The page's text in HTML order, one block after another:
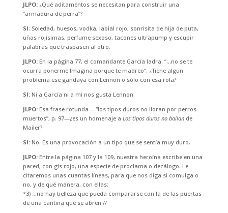
JLPO:¿Qué aditamentos se necesitan para construir una
“armadura de perra”?
SI: Soledad, huesos, vodka, labial rojo, sonrisita de hija de puta,
uñas rojísimas, perfume sexoso, tacones ultrapump y escupir
palabras que traspasen al otro.
JLPO:En la página 77, el comandante García ladra: “…no se te
ocurra ponerme Imagina porque te madreo”. ¿Tiene algún
problema ese gandaya con Lennon o sólo con esa rola?
SI:Ni a García ni a mí nos gusta Lennon.
JLPO:Esa frase rotunda —“los tipos duros no lloran por perros
muertos”, p. 97—¿es un homenaje a Los tipos duros no bailande
Mailer?
SI:No. Es una provocación a un tipo que se sentía muy duro.
JLPO:Entre la página 107 y la 109, nuestra heroína escribe en una
pared, con gis rojo, una especie de proclama o decálogo. Le
citaremos unas cuantas líneas, para que nos diga si comulga o
no, y de qué manera, con ellas:
*3) …no hay belleza que pueda compararse con la de las puertas
de una cantina que se abren //